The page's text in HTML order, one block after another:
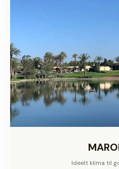
Ideelt klima til